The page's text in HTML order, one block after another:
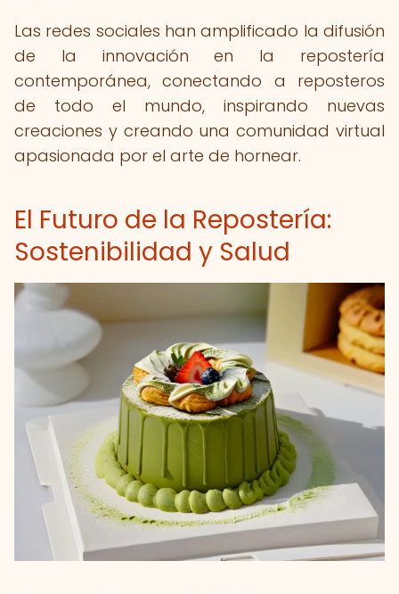
Las redes sociales han amplificado la difusión
de la innovación en la repostería
contemporánea, conectando a reposteros
de todo el mundo, inspirando nuevas
creaciones y creando una comunidad virtual
apasionada por el arte de hornear.
El Futuro de la Repostería:
Sostenibilidad y Salud